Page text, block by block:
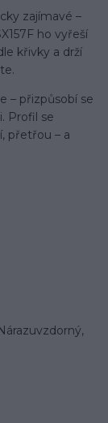
zajímavé –
ho vyřeší
křivky a drží
– přizpůsobí se
Profil se
přetřou – a